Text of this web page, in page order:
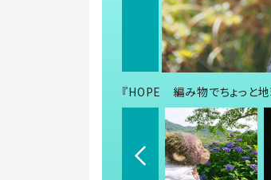
『HOPE 編み物でちょっと地